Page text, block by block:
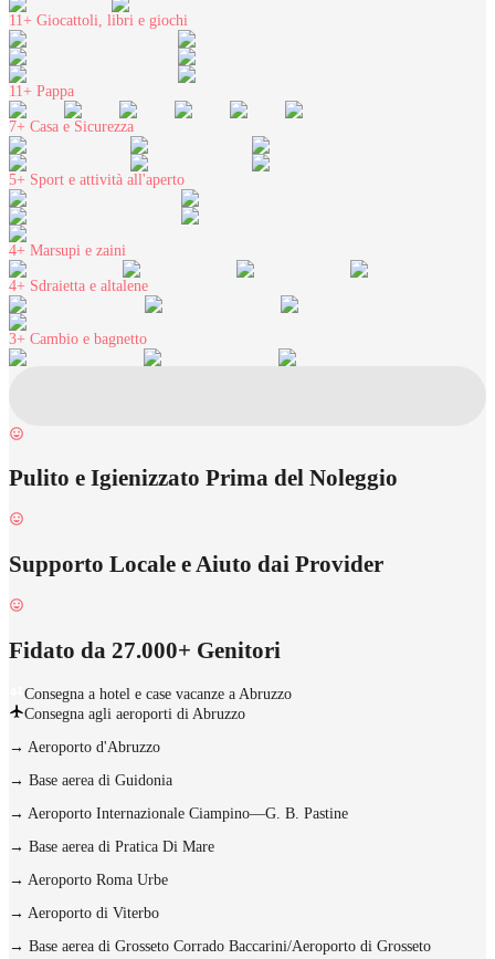
11+ Giocattoli, libri e giochi
11+ Pappa
7+ Casa e Sicurezza
5+ Sport e attività all'aperto
4+ Marsupi e zaini
4+ Sdraietta e altalene
3+ Cambio e bagnetto
Pulito e Igienizzato Prima del Noleggio
Supporto Locale e Aiuto dai Provider
Fidato da 27.000+ Genitori
Consegna a hotel e case vacanze a Abruzzo
Consegna agli aeroporti di Abruzzo
→ Aeroporto d'Abruzzo
→ Base aerea di Guidonia
→ Aeroporto Internazionale Ciampino—G. B. Pastine
→ Base aerea di Pratica Di Mare
→ Aeroporto Roma Urbe
→ Aeroporto di Viterbo
→ Base aerea di Grosseto Corrado Baccarini/Aeroporto di Grosseto